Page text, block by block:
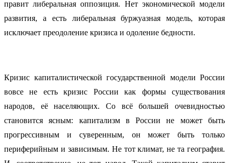
правит либеральная оппозиция. Нет экономической модели
развития, а есть либеральная буржуазная модель, которая
исключает преодоление кризиса и одоление бедности.
Кризис капиталистической государственной модели России
вовсе не есть кризис России как формы существования
народов, её населяющих. Со всё большей очевидностью
становится ясным: капитализм в России не может быть
прогрессивным и суверенным, он может быть только
периферийным и зависимым. Не тот климат, не та география.